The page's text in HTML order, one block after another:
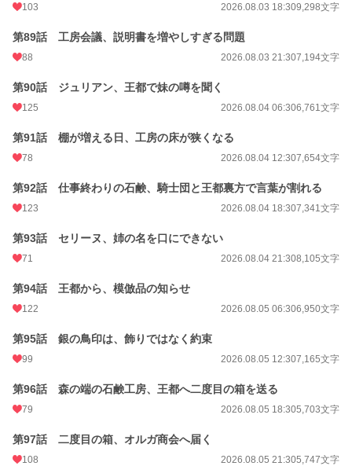
103 2026.08.03 18:309,298文字
第89話 工房会議、説明書を増やしすぎる問題
88 2026.08.03 21:307,194文字
第90話 ジュリアン、王都で妹の噂を聞く
125 2026.08.04 06:306,761文字
第91話 棚が増える日、工房の床が狭くなる
78 2026.08.04 12:307,654文字
第92話 仕事終わりの石鹸、騎士団と王都裏方で言葉が割れる
123 2026.08.04 18:307,341文字
第93話 セリーヌ、姉の名を口にできない
71 2026.08.04 21:308,105文字
第94話 王都から、模倣品の知らせ
122 2026.08.05 06:306,950文字
第95話 銀の鳥印は、飾りではなく約束
99 2026.08.05 12:307,165文字
第96話 森の端の石鹸工房、王都へ二度目の箱を送る
79 2026.08.05 18:305,703文字
第97話 二度目の箱、オルガ商会へ届く
108 2026.08.05 21:305,747文字